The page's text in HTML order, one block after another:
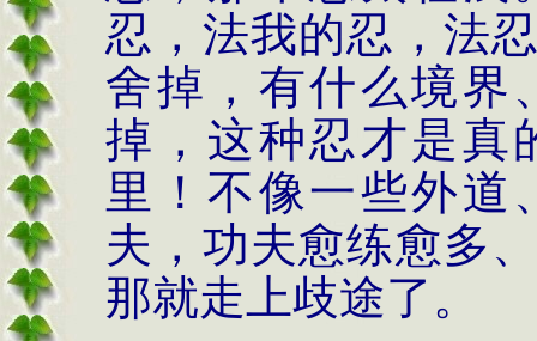
忍，法我的忍，法
舍掉，有什么境界
掉，这种忍才是真
里
！ 不像一些外道
夫，功夫愈练愈多
那就走上歧途了。